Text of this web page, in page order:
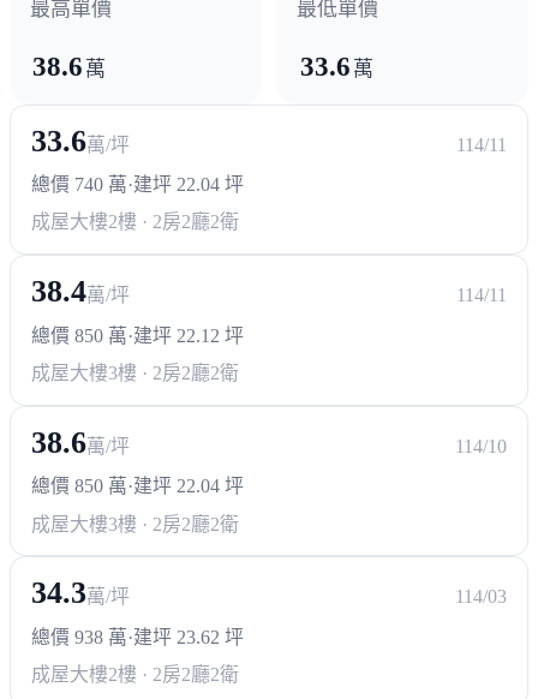
最高單價
38.6 萬
最低單價
33.6 萬
33.6萬/坪
114/11
總價 740 萬·建坪 22.04 坪
成屋大樓2樓 · 2房2廳2衛
38.4萬/坪
114/11
總價 850 萬·建坪 22.12 坪
成屋大樓3樓 · 2房2廳2衛
38.6萬/坪
114/10
總價 850 萬·建坪 22.04 坪
成屋大樓3樓 · 2房2廳2衛
34.3萬/坪
114/03
總價 938 萬·建坪 23.62 坪
成屋大樓2樓 · 2房2廳2衛